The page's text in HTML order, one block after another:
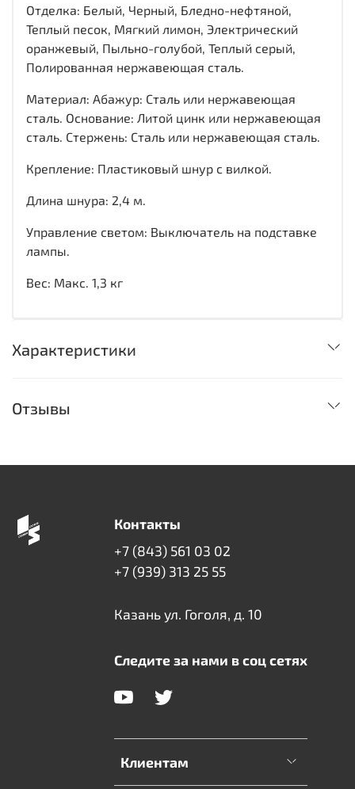
Отделка: Белый, Черный, Бледно-нефтяной,
Теплый песок, Мягкий лимон, Электрический
оранжевый, Пыльно-голубой, Теплый серый,
Полированная нержавеющая сталь.
Материал: Абажур: Сталь или нержавеющая
сталь. Основание: Литой цинк или нержавеющая
сталь. Стержень: Сталь или нержавеющая сталь.
Крепление: Пластиковый шнур с вилкой.
Длина шнура: 2,4 м.
Управление светом: Выключатель на подставке
лампы.
Вес: Макс. 1,3 кг
Характеристики
Отзывы
Клиентам
Контакты
+7 (843) 561 03 02
+7 (939) 313 25 55
Казань ул. Гоголя, д. 10
Следите за нами в соц сетях